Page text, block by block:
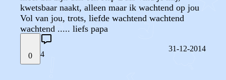
kwetsbaar naakt, alleen maar ik wachtend op jou
Vol van jou, trots, liefde wachtend wachtend
wachtend ..... liefs papa
0 4
31-12-2014